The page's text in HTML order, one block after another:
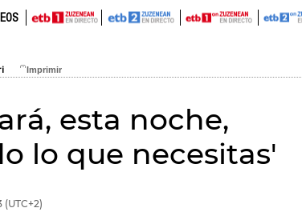
esta noche,
lo que necesitas'
(UTC+2)